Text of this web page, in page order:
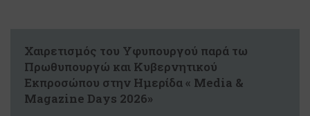
Χαιρετισμός του Υφυπουργού παρά τω
Πρωθυπουργώ και Κυβερνητικού
Εκπροσώπου στην Ημερίδα « Media &
Magazine Days 2026»